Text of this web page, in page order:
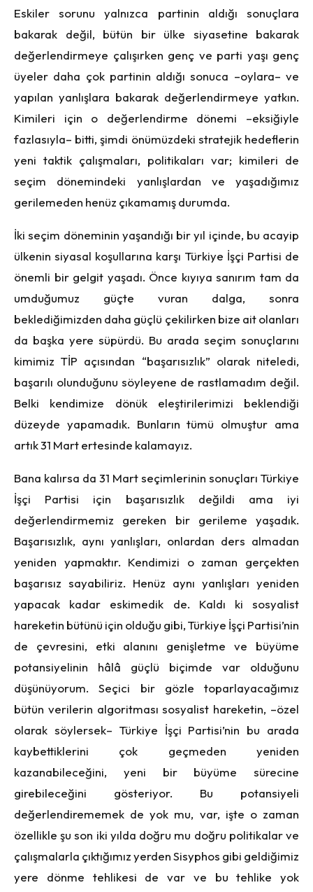
Eskiler sorunu yalnızca partinin aldığı sonuçlara
bakarak değil, bütün bir ülke siyasetine bakarak
değerlendirmeye çalışırken genç ve parti yaşı genç
üyeler daha çok partinin aldığı sonuca –oylara– ve
yapılan yanlışlara bakarak değerlendirmeye yatkın.
Kimileri için o değerlendirme dönemi –eksiğiyle
fazlasıyla– bitti, şimdi önümüzdeki stratejik hedeflerin
yeni taktik çalışmaları, politikaları var; kimileri de
seçim dönemindeki yanlışlardan ve yaşadığımız
gerilemeden henüz çıkamamış durumda.
İki seçim döneminin yaşandığı bir yıl içinde, bu acayip
ülkenin siyasal koşullarına karşı Türkiye İşçi Partisi de
önemli bir gelgit yaşadı. Önce kıyıya sanırım tam da
umduğumuz güçte vuran dalga, sonra
beklediğimizden daha güçlü çekilirken bize ait olanları
da başka yere süpürdü. Bu arada seçim sonuçlarını
kimimiz TİP açısından “başarısızlık” olarak niteledi,
başarılı olunduğunu söyleyene de rastlamadım değil.
Belki kendimize dönük eleştirilerimizi beklendiği
düzeyde yapamadık. Bunların tümü olmuştur ama
artık 31 Mart ertesinde kalamayız.
Bana kalırsa da 31 Mart seçimlerinin sonuçları Türkiye
İşçi Partisi için başarısızlık değildi ama iyi
değerlendirmemiz gereken bir gerileme yaşadık.
Başarısızlık, aynı yanlışları, onlardan ders almadan
yeniden yapmaktır. Kendimizi o zaman gerçekten
başarısız sayabiliriz. Henüz aynı yanlışları yeniden
yapacak kadar eskimedik de. Kaldı ki sosyalist
hareketin bütünü için olduğu gibi, Türkiye İşçi Partisi’nin
de çevresini, etki alanını genişletme ve büyüme
potansiyelinin hâlâ güçlü biçimde var olduğunu
düşünüyorum. Seçici bir gözle toparlayacağımız
bütün verilerin algoritması sosyalist hareketin, –özel
olarak söylersek– Türkiye İşçi Partisi’nin bu arada
kaybettiklerini çok geçmeden yeniden
kazanabileceğini, yeni bir büyüme sürecine
girebileceğini gösteriyor. Bu potansiyeli
değerlendirememek de yok mu, var, işte o zaman
özellikle şu son iki yılda doğru mu doğru politikalar ve
çalışmalarla çıktığımız yerden Sisyphos gibi geldiğimiz
yere dönme tehlikesi de var ve bu tehlike yok